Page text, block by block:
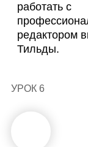
работать с
редактором
Тильды.
УРОК 6